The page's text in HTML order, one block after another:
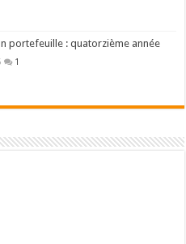
portefeuille : quatorzième année
1